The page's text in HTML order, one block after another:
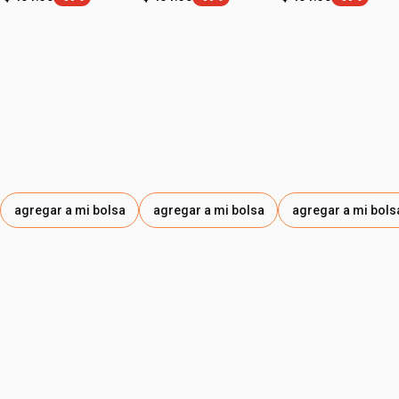
etiqueta -30%
agregar a mi bolsa
etiqueta -30%
agregar a mi bolsa
etiqueta -
agregar a mi